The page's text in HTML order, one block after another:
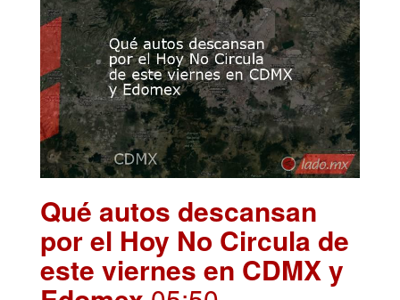
Qué autos descansan
por el Hoy No Circula de
este viernes en CDMX y